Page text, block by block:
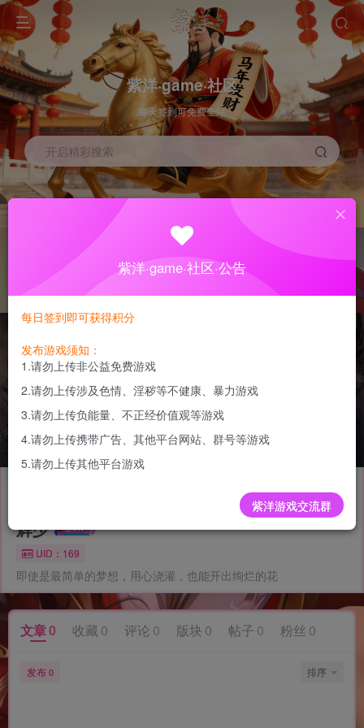
紫洋·game·社区
每天签到可免费全站
开启精彩搜索
现在开通立享优惠
发布游戏
发布游戏可得积分
手游专区
NEW
最新手游，免费下载
端游专区
最新端游，免费下载
辉少
UID：169
即使是最简单的梦想，用心浇灌，也能开出绚烂的花
文章0 收藏 0 评论 0 版块 0 帖子 0 粉丝 0
发布 0 排序
紫洋·game·社区·公告
每日签到即可获得积分
发布游戏须知：
1.请勿上传非公益免费游戏
2.请勿上传涉及色情、淫秽等不健康、暴力游戏
3.请勿上传负能量、不正经价值观等游戏
4.请勿上传携带广告、其他平台网站、群号等游戏
5.请勿上传其他平台游戏
紫洋游戏交流群